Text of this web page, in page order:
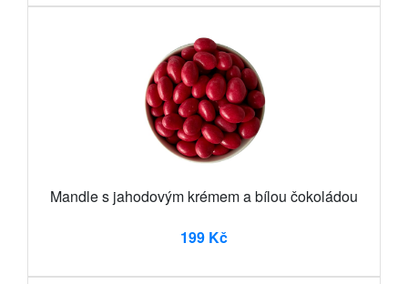
Mandle s jahodovým krémem a bílou čokoládou
199 Kč